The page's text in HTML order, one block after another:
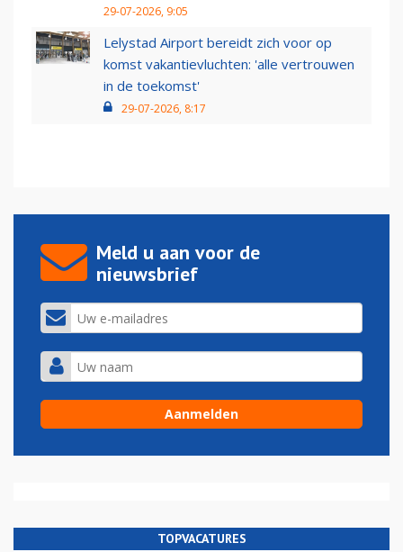
29-07-2026, 9:05
Lelystad Airport bereidt zich voor op
komst vakantievluchten: 'alle vertrouwen
in de toekomst'
29-07-2026, 8:17
Meld u aan voor de
nieuwsbrief
TOPVACATURES